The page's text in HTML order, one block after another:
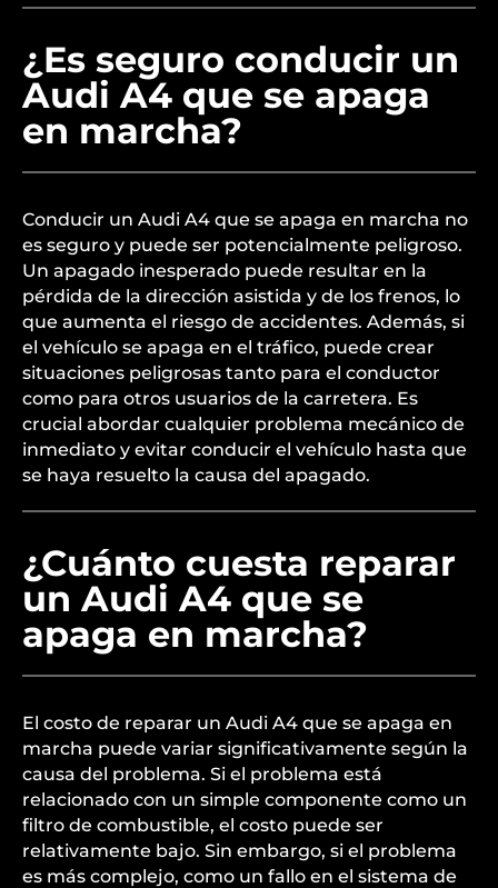
¿Es seguro conducir un
Audi A4 que se apaga
en marcha?
Conducir un Audi A4 que se apaga en marcha no
es seguro y puede ser potencialmente peligroso.
Un apagado inesperado puede resultar en la
pérdida de la dirección asistida y de los frenos, lo
que aumenta el riesgo de accidentes. Además, si
el vehículo se apaga en el tráfico, puede crear
situaciones peligrosas tanto para el conductor
como para otros usuarios de la carretera. Es
crucial abordar cualquier problema mecánico de
inmediato y evitar conducir el vehículo hasta que
se haya resuelto la causa del apagado.
¿Cuánto cuesta reparar
un Audi A4 que se
apaga en marcha?
El costo de reparar un Audi A4 que se apaga en
marcha puede variar significativamente según la
causa del problema. Si el problema está
relacionado con un simple componente como un
filtro de combustible, el costo puede ser
relativamente bajo. Sin embargo, si el problema
es más complejo, como un fallo en el sistema de